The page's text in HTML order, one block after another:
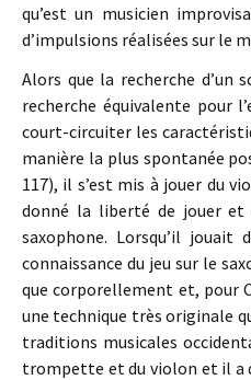
qu’est un musicien
d’impulsions réalisées sur le
Alors que la recherche d’un
recherche équivalente pour
court-circuiter les
manière la plus spontanée
117), il s’est mis à jouer du
donné la liberté de jouer et
saxophone. Lorsqu’il jouait
connaissance du jeu sur le
que corporellement et, pour
une technique très originale
traditions musicales
trompette et du violon et il a